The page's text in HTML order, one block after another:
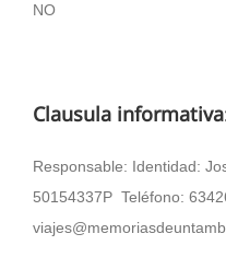
NO
Clausula informativa
Responsable: Identidad:
50154337P Teléfono: